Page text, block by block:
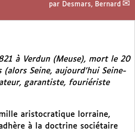
par Desmars, Bernard
à Verdun (Meuse), mort le 20
Seine, aujourd’hui Seine-
garantiste, fouriériste
aristocratique lorraine,
à la doctrine sociétaire